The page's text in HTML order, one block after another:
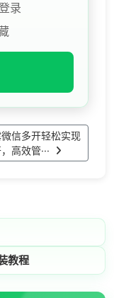
录
信多开轻松实现
高效管···
教程